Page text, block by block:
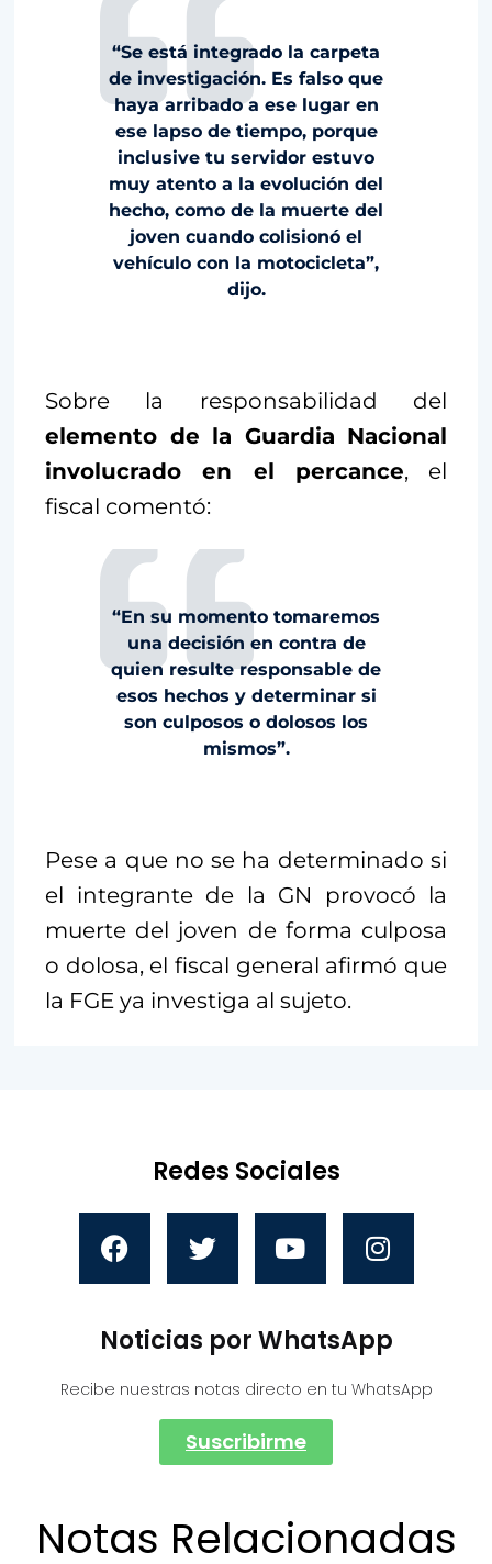
“Se está integrado la carpeta
de investigación. Es falso que
haya arribado a ese lugar en
ese lapso de tiempo, porque
inclusive tu servidor estuvo
muy atento a la evolución del
hecho, como de la muerte del
joven cuando colisionó el
vehículo con la motocicleta”,
dijo.
Sobre la responsabilidad del
elemento de la Guardia Nacional
involucrado en el percance, el
fiscal comentó:
“En su momento tomaremos
una decisión en contra de
quien resulte responsable de
esos hechos y determinar si
son culposos o dolosos los
mismos”.
Pese a que no se ha determinado si
el integrante de la GN provocó la
muerte del joven de forma culposa
o dolosa, el fiscal general afirmó que
la FGE ya investiga al sujeto.
Redes Sociales
Noticias por WhatsApp
Recibe nuestras notas directo en tu WhatsApp
Suscribirme
Notas Relacionadas